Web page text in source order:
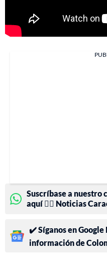
Suscríbase a nuestro
aquí 👉🏻 Noticias
✔️ Síganos en
información de